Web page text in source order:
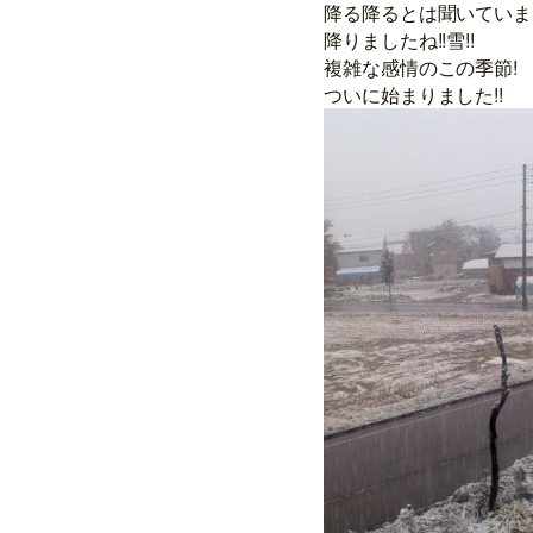
降る降るとは聞いてい
降りましたね!!雪!!
複雑な感情のこの季節!
ついに始まりました!!